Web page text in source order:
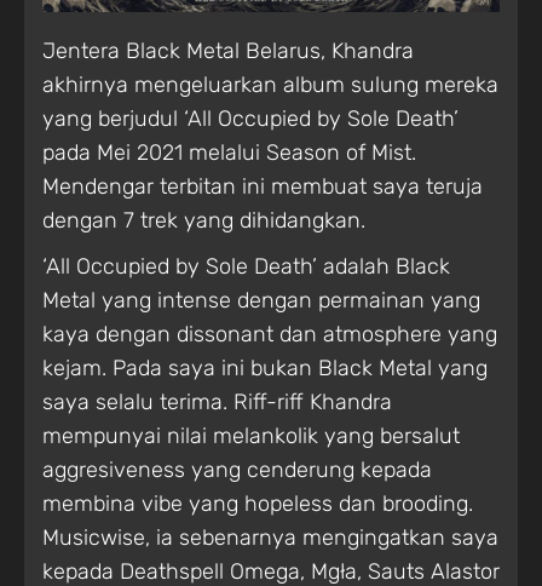
Jentera Black Metal Belarus, Khandra
akhirnya mengeluarkan album sulung mereka
yang berjudul ‘All Occupied by Sole Death’
pada Mei 2021 melalui Season of Mist.
Mendengar terbitan ini membuat saya teruja
dengan 7 trek yang dihidangkan.
‘All Occupied by Sole Death’ adalah Black
Metal yang intense dengan permainan yang
kaya dengan dissonant dan atmosphere yang
kejam. Pada saya ini bukan Black Metal yang
saya selalu terima. Riff-riff Khandra
mempunyai nilai melankolik yang bersalut
aggresiveness yang cenderung kepada
membina vibe yang hopeless dan brooding.
Musicwise, ia sebenarnya mengingatkan saya
kepada Deathspell Omega, Mgła, Sauts Alastor